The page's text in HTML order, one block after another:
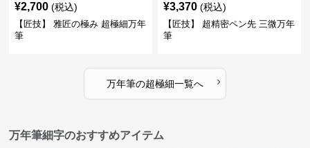
¥2,700 (税込)
【匠技】 雅匠の極み 超極細万年
筆
¥3,370 (税込)
【匠技】 超精密ペン先 三微万年
筆
万年筆の超極細一覧へ ›
万年筆細字のおすすめアイテム